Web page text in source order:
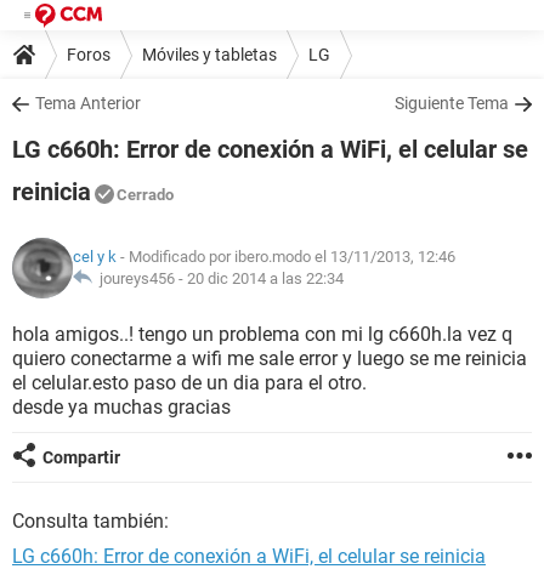
Foros Móviles y tabletas LG
Tema Anterior Siguiente Tema
LG c660h: Error de conexión a WiFi, el celular se
reinicia
Cerrado
cel y k - Modificado por ibero.modo el 13/11/2013, 12:46
joureys456 - 20 dic 2014 a las 22:34
hola amigos..! tengo un problema con mi lg c660h.la vez q
quiero conectarme a wifi me sale error y luego se me reinicia
el celular.esto paso de un dia para el otro.
desde ya muchas gracias
Compartir
Consulta también:
LG c660h: Error de conexión a WiFi, el celular se reinicia